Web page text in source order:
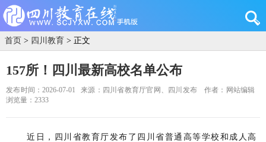
首页 > 四川教育 > 正文
157所！四川最新高校名单公布
发布时间：2026-07-01 来源：四川省教育厅官网、四川发布
作者：网站编辑
浏览量：2333
近日，四川省教育厅发布了四川省普通高等学校和成人高